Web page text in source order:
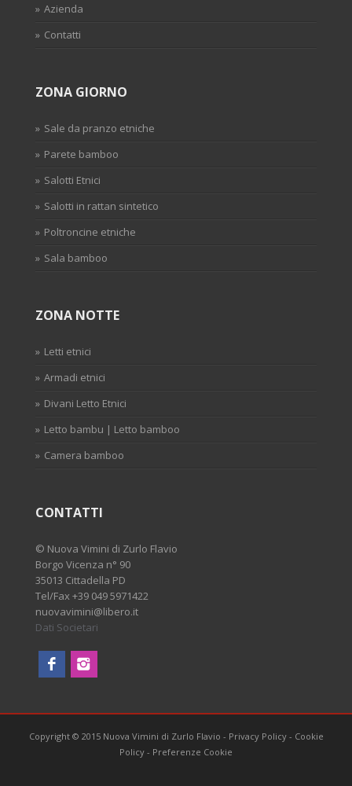
Azienda
Contatti
ZONA GIORNO
Sale da pranzo etniche
Parete bamboo
Salotti Etnici
Salotti in rattan sintetico
Poltroncine etniche
Sala bamboo
ZONA NOTTE
Letti etnici
Armadi etnici
Divani Letto Etnici
Letto bambu | Letto bamboo
Camera bamboo
CONTATTI
© Nuova Vimini di Zurlo Flavio
Borgo Vicenza n° 90
35013 Cittadella PD
Tel/Fax +39 049 5971422
nuovavimini@libero.it
Dati Societari
Copyright © 2015 Nuova Vimini di Zurlo Flavio - Privacy Policy- Cookie
Policy - Preferenze Cookie